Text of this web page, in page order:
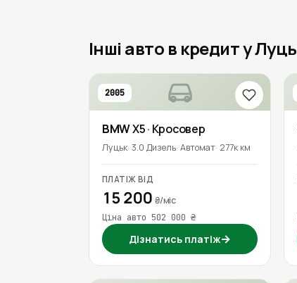
Інші авто в кредит у
2005
BMWX5· Кросовер
Луцьк 3.0 Дизель Автомат 277к км
ПЛАТІЖ ВІД
15 200 ₴/міс
Ціна авто 502 000 ₴
Дізнатись платіж→